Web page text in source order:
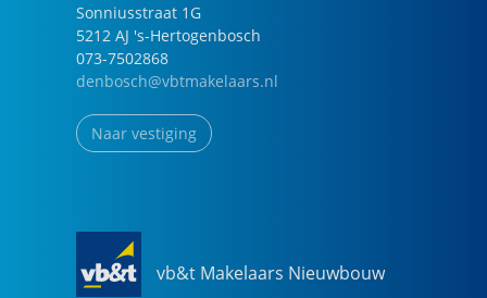
Sonniusstraat 1G
5212 AJ 's-Hertogenbosch
073-7502868
denbosch@vbtmakelaars.nl
Naar vestiging
vb&t Makelaars Nieuwbouw